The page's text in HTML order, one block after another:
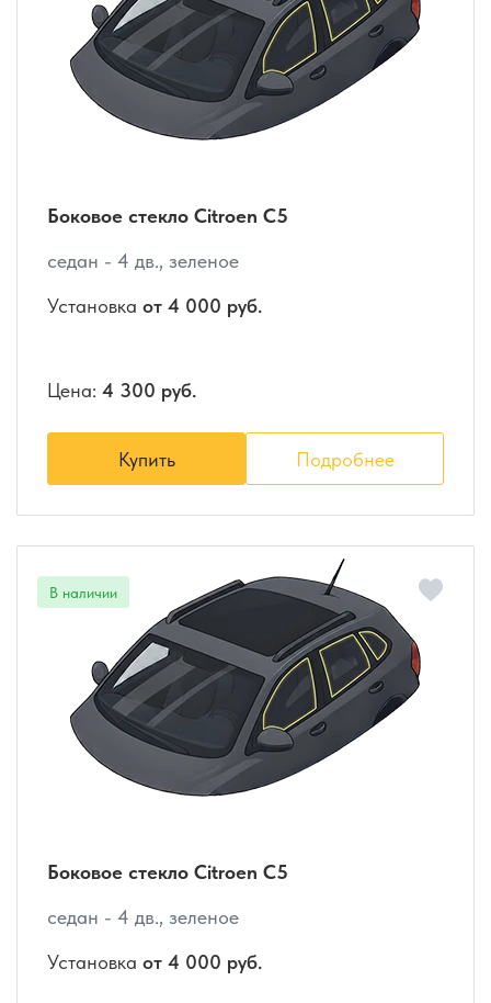
Боковое стекло Citroen C5
седан - 4 дв., зеленое
Установка от 4 000 руб.
Цена: 4 300 руб.
Купить Подробнее
Боковое стекло Citroen C5
седан - 4 дв., зеленое
Установка от 4 000 руб.